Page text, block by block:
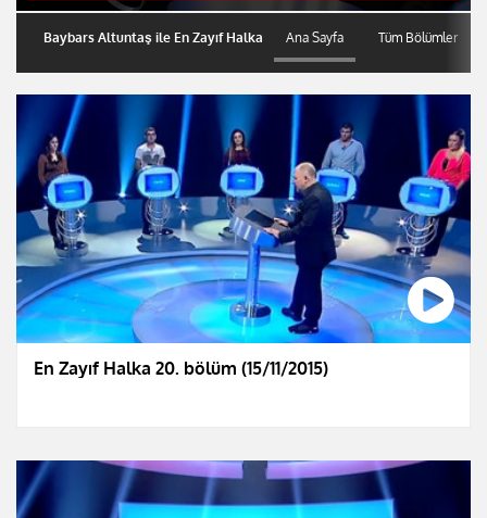
Baybars Altuntaş ile En Zayıf Halka Ana Sayfa Tüm Bölümler
En Zayıf Halka 20. bölüm (15/11/2015)